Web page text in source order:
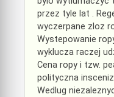
przez tyle lat .
wyczerpane zloz
Wystepowanie
wyklucza raczej
Cena ropy i tzw.
polityczna
Wedlug